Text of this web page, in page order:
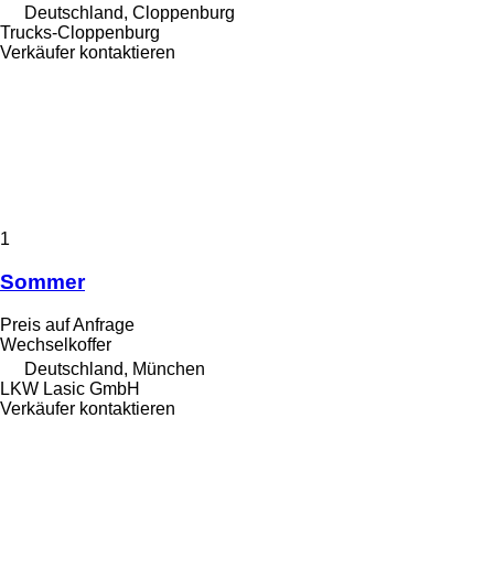
Deutschland, Cloppenburg
Trucks-Cloppenburg
Verkäufer kontaktieren
1
Sommer
Preis auf Anfrage
Wechselkoffer
Deutschland, München
LKW Lasic GmbH
Verkäufer kontaktieren